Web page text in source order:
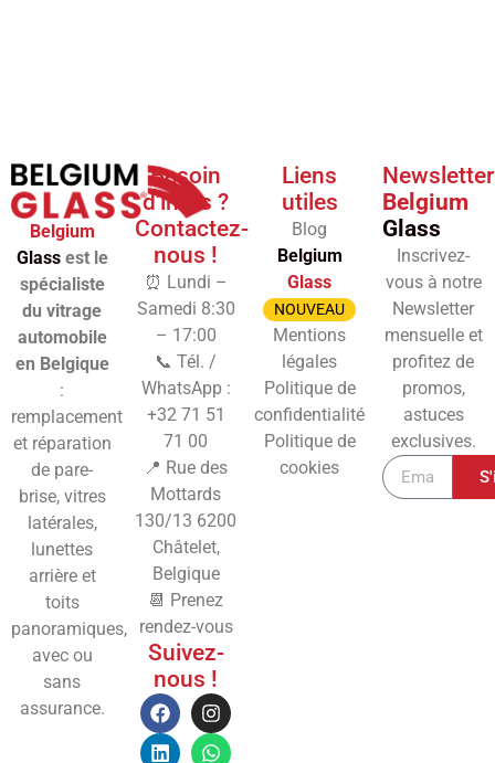
Belgium
Glassest le
spécialiste
du vitrage
automobile
en Belgique
:
remplacement
et réparation
de pare-
brise, vitres
latérales,
lunettes
arrière et
toits
panoramiques,
avec ou
sans
assurance.
Besoin
d'infos ?
Contactez-
nous !
⏰ Lundi –
Samedi 8:30
– 17:00
📞 Tél. /
WhatsApp :
+32 71 51
71 00
📍 Rue des
Mottards
130/13 6200
Châtelet,
Belgique
📆 Prenez
rendez-vous
Suivez-
nous !
Liens
utiles
Blog
Belgium
Glass
NOUVEAU
Mentions
légales
Politique de
confidentialité
Politique de
cookies
Newsletter
Belgium
Glass
Inscrivez-
vous à notre
Newsletter
mensuelle et
profitez de
promos,
astuces
exclusives.